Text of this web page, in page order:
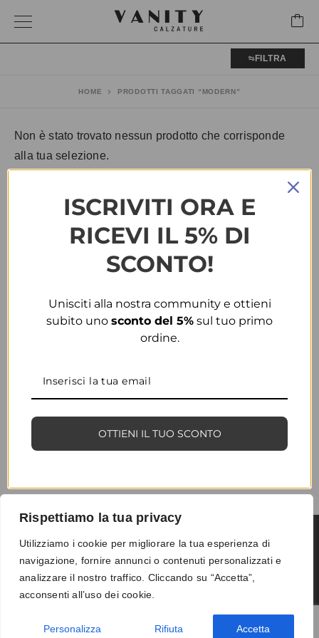
Rispettiamo la tua privacy
Utilizziamo i cookie per migliorare la tua esperienza di
navigazione, fornire annunci o contenuti personalizzati e
analizzare il nostro traffico. Cliccando su “Accetta”,
acconsenti all’uso dei cookie.
Personalizza Rifiuta Accetta
FILTRA
HOME PRODOTTI TAGGATI “MODERN”
Non è stato trovato nessun prodotto che corrisponde
alla tua selezione.
Termini e condizioni-Privacy-Reso
ISCRIVITI ORA E
RICEVI IL 5% DI
SCONTO!
Unisciti alla nostra community e ottieni
subito uno sconto del 5% sul tuo primo
ordine.
OTTIENI IL TUO SCONTO